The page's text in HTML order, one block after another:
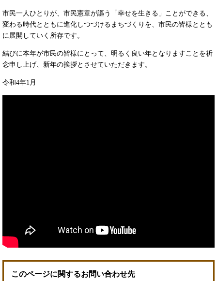
市民一人ひとりが、市民憲章が謳う「幸せを生きる」ことができる、
変わる時代とともに進化しつづけるまちづくりを、市民の皆様ととも
に展開していく所存です。
結びに本年が市民の皆様にとって、明るく良い年となりますことを祈
念申し上げ、新年の挨拶とさせていただきます。
令和4年1月
このページに関するお問い合わせ先